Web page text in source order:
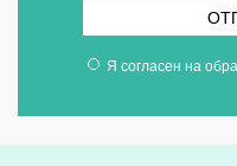
Я согласен на